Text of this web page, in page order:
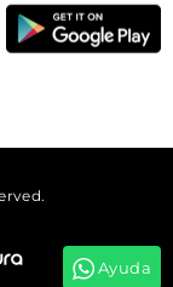
Ayuda